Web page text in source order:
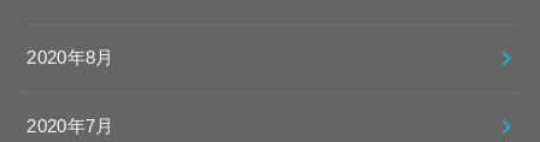
2020年8月
2020年7月